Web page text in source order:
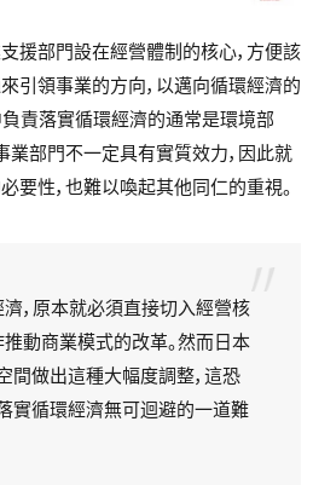
援部門設在經營體制的核心，方便該
引領事業的方向，以邁向循環經濟的
負責落實循環經濟的通常是環境部
業部門不一定具有實質效力，因此就
要性，也難以喚起其他同仁的重視。
濟，原本就必須直接切入經營核
動商業模式的改革。然而日本
間做出這種大幅度調整，這恐
實循環經濟無可迴避的一道難